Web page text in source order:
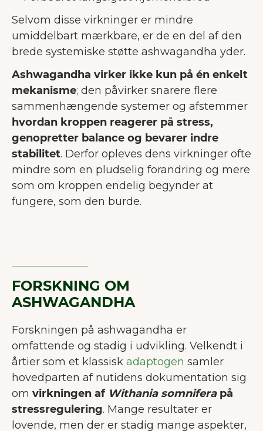
Selvom disse virkninger er mindre
umiddelbart mærkbare, er de en del af den
brede systemiske støtte ashwagandha yder.
Ashwagandha virker ikke kun på én enkelt
mekanisme; den påvirker snarere flere
sammenhængende systemer og afstemmer
hvordan kroppen reagerer på stress,
genopretter balance og bevarer indre
stabilitet. Derfor opleves dens virkninger ofte
mindre som en pludselig forandring og mere
som om kroppen endelig begynder at
fungere, som den burde.
FORSKNING OM
ASHWAGANDHA
Forskningen på ashwagandha er
omfattende og stadig i udvikling. Velkendt i
årtier som et klassisk adaptogen samler
hovedparten af nutidens dokumentation sig
om virkningen af Withania somniferapå
stressregulering. Mange resultater er
lovende, men der er stadig mange aspekter,